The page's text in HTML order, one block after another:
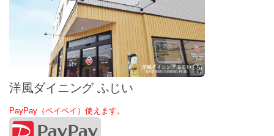
洋風ダイニング ふじい
PayPay（ペイペイ）使えます。